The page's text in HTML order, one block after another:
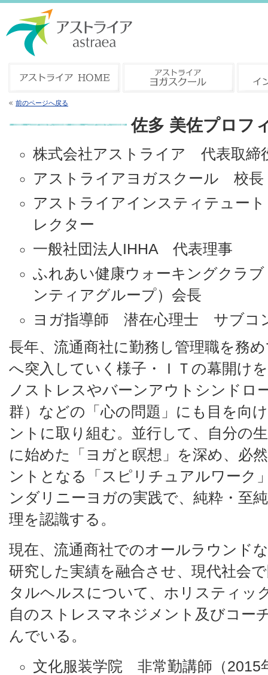
前のページへ戻る
佐多 美佐プロフ
株式会社アストライア 代表取締
アストライアヨガスクール 校長
アストライアインスティテュー
レクター
一般社団法人IHHA 代表理事
ふれあい健康ウォーキングクラブ
ンティアグループ）会長
ヨガ指導師 潜在心理士 サブコ
長年、流通商社に勤務し管理職を務
へ突入していく様子・ＩＴの幕開け
ノストレスやバーンアウトシンドロ
群）などの「心の問題」にも目を向
ントに取り組む。並行して、自分の
に始めた「ヨガと瞑想」を深め、必
ントとなる「スピリチュアルワーク
ンダリニーヨガの実践で、純粋・至
理を認識する。
現在、流通商社でのオールラウンド
研究した実績を融合させ、現代社会
タルヘルスについて、ホリスティッ
自のストレスマネジメント及びコー
んでいる。
文化服装学院 非常勤講師（2015